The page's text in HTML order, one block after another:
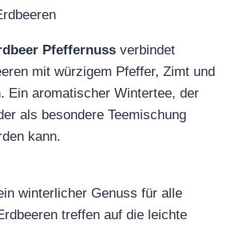
Pfeffernuss verbindet
mit würzigem Pfeffer, Zimt und
Ein aromatischer Wintertee, der
als besondere Teemischung
kann.
winterlicher Genuss für alle
treffen auf die leichte